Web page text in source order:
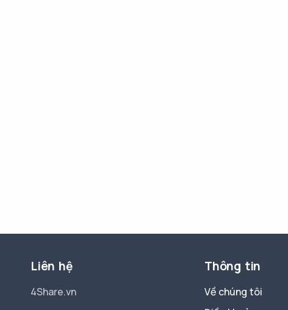
Liên hệ
4Share.vn
Thông tin
Về chúng tôi